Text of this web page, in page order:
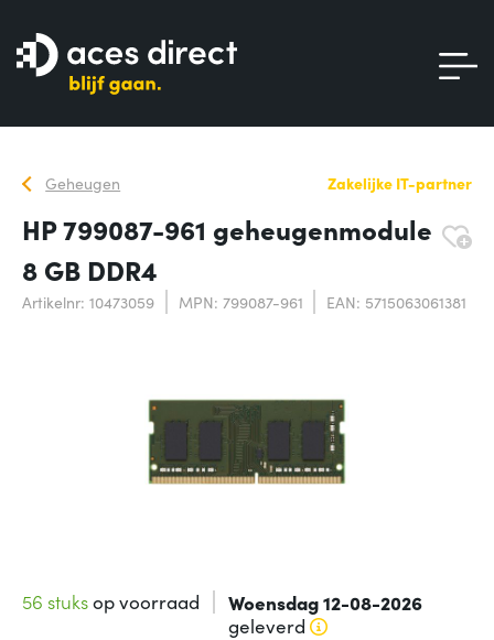
Geheugen Zakelijke IT-partner
HP 799087-961 geheugenmodule
8 GB DDR4
Artikelnr: 10473059 MPN: 799087-961 EAN: 5715063061381
56 stuksop voorraad Woensdag 12-08-2026
geleverd